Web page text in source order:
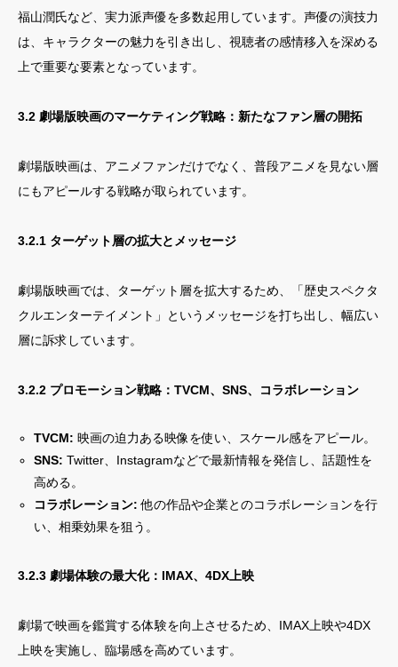
福山潤氏など、実力派声優を多数起用しています。声優の演技力
は、キャラクターの魅力を引き出し、視聴者の感情移入を深める
上で重要な要素となっています。
3.2 劇場版映画のマーケティング戦略：新たなファン層の開拓
劇場版映画は、アニメファンだけでなく、普段アニメを見ない層
にもアピールする戦略が取られています。
3.2.1 ターゲット層の拡大とメッセージ
劇場版映画では、ターゲット層を拡大するため、「歴史スペクタ
クルエンターテイメント」というメッセージを打ち出し、幅広い
層に訴求しています。
3.2.2 プロモーション戦略：TVCM、SNS、コラボレーション
TVCM: 映画の迫力ある映像を使い、スケール感をアピール。
SNS: Twitter、Instagramなどで最新情報を発信し、話題性を
高める。
コラボレーション: 他の作品や企業とのコラボレーションを行
い、相乗効果を狙う。
3.2.3 劇場体験の最大化：IMAX、4DX上映
劇場で映画を鑑賞する体験を向上させるため、IMAX上映や4DX
上映を実施し、臨場感を高めています。